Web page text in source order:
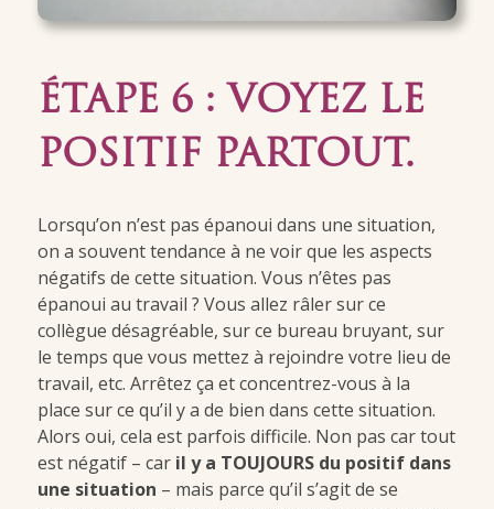
ÉTAPE 6 : VOYEZ LE
POSITIF PARTOUT.
Lorsqu’on n’est pas épanoui dans une situation,
on a souvent tendance à ne voir que les aspects
négatifs de cette situation. Vous n’êtes pas
épanoui au travail ? Vous allez râler sur ce
collègue désagréable, sur ce bureau bruyant, sur
le temps que vous mettez à rejoindre votre lieu de
travail, etc. Arrêtez ça et concentrez-vous à la
place sur ce qu’il y a de bien dans cette situation.
Alors oui, cela est parfois difficile. Non pas car tout
est négatif – car il y a TOUJOURS du positif dans
une situation – mais parce qu’il s’agit de se